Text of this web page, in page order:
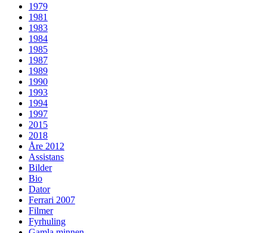
1979
1981
1983
1984
1985
1987
1989
1990
1993
1994
1997
2015
2018
Åre 2012
Assistans
Bilder
Bio
Dator
Ferrari 2007
Filmer
Fyrhuling